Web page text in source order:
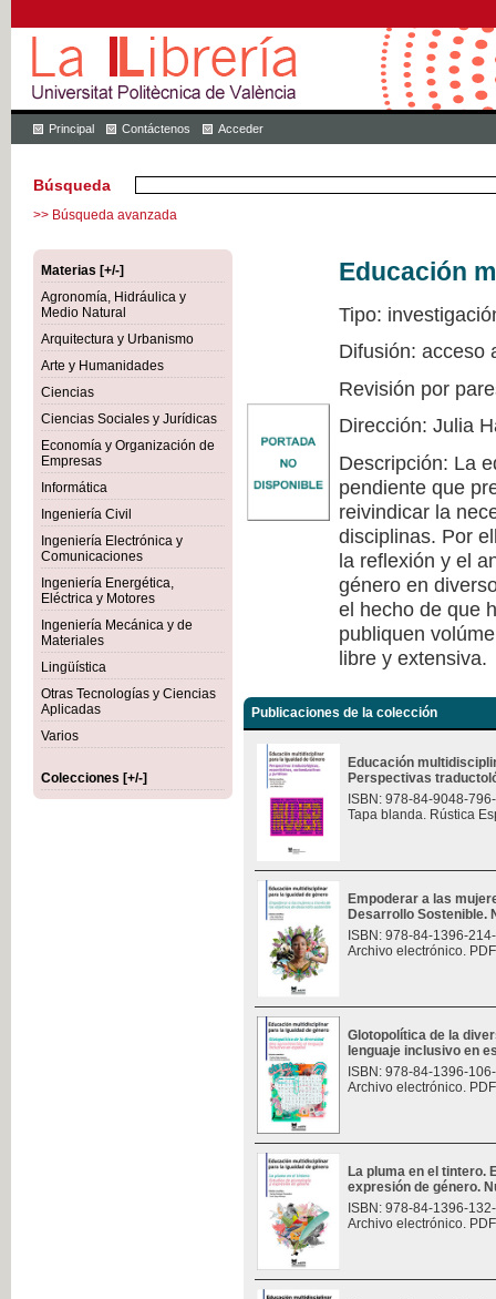
Principal Contáctenos Acceder
Búsqueda
>> Búsqueda avanzada
Materias [+/-]
Agronomía, Hidráulica y
Medio Natural
Arquitectura y Urbanismo
Arte y Humanidades
Ciencias
Ciencias Sociales y Jurídicas
Economía y Organización de
Empresas
Informática
Ingeniería Civil
Ingeniería Electrónica y
Comunicaciones
Ingeniería Energética,
Eléctrica y Motores
Ingeniería Mecánica y de
Materiales
Lingüística
Otras Tecnologías y Ciencias
Aplicadas
Varios
Colecciones [+/-]
Educación
Tipo:
Difusión: acceso
Revisión por
Dirección: Julia
Descripción: La
pendiente que
reivindicar la
disciplinas. Por
la reflexión y el
género en
el hecho de que
publiquen
libre y extensiva.
Publicaciones de la colección
Educación
Perspectivas
ISBN: 978-84-9048-
Tapa blanda. Rústica
Empoderar a las
Desarrollo Sostenible.
ISBN: 978-84-1396-
Archivo electrónico.
Glotopolítica de la
lenguaje inclusivo en
ISBN: 978-84-1396-
Archivo electrónico.
La pluma en el tintero.
expresión de género.
ISBN: 978-84-1396-
Archivo electrónico.